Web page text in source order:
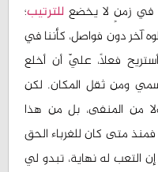
في زمنٍ لا يخضع للترتيب؛
آخر دون فواصل، كأننا في
فعلاً، عليّ أن أخلع
ومن ثقل المكان. لكن
من المنفى، بل من هذا
متى كان للغرباء الحق
التعب له نهاية، تبدو لي